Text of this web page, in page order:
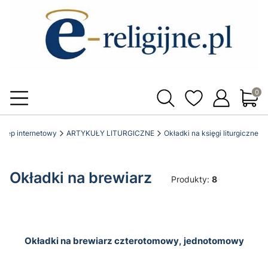
internetowy ARTYKUŁY LITURGICZNE Okładki na księgi liturgiczne
Okładki na brewiarz Produkty: 8
Okładki na brewiarz czterotomowy, jednotomowy